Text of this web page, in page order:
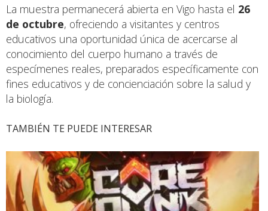
La muestra permanecerá abierta en Vigo hasta el 26
de octubre, ofreciendo a visitantes y centros
educativos una oportunidad única de acercarse al
conocimiento del cuerpo humano a través de
especímenes reales, preparados específicamente con
fines educativos y de concienciación sobre la salud y
la biología.
TAMBIÉN TE PUEDE INTERESAR